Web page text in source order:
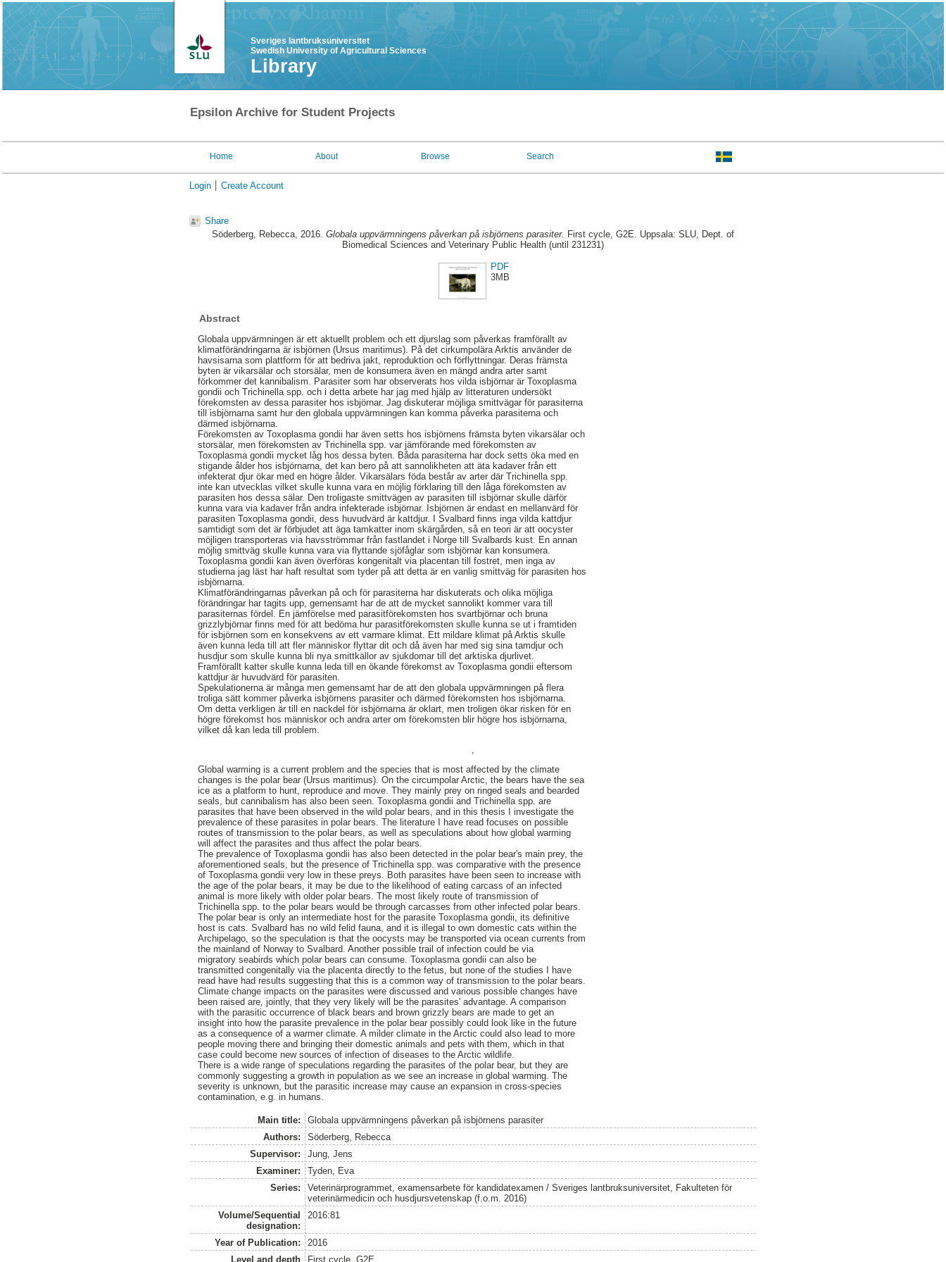
Sveriges lantbruksuniversitet
Swedish University of Agricultural Sciences
Library
Epsilon Archive for Student Projects
Home About Browse Search
Login Create Account
Share
Söderberg, Rebecca, 2016. Globala uppvärmningens påverkan på isbjörnens parasiter. First cycle, G2E. Uppsala: SLU, Dept. of
Biomedical Sciences and Veterinary Public Health (until 231231)
PDF
3MB
Abstract
Globala uppvärmningen är ett aktuellt problem och ett djurslag som påverkas framförallt av
klimatförändringarna är isbjörnen (Ursus maritimus). På det cirkumpolära Arktis använder de
havsisarna som plattform för att bedriva jakt, reproduktion och förflyttningar. Deras främsta
byten är vikarsälar och storsälar, men de konsumera även en mängd andra arter samt
förkommer det kannibalism. Parasiter som har observerats hos vilda isbjörnar är Toxoplasma
gondii och Trichinella spp. och i detta arbete har jag med hjälp av litteraturen undersökt
förekomsten av dessa parasiter hos isbjörnar. Jag diskuterar möjliga smittvägar för parasiterna
till isbjörnarna samt hur den globala uppvärmningen kan komma påverka parasiterna och
därmed isbjörnarna.
Förekomsten av Toxoplasma gondii har även setts hos isbjörnens främsta byten vikarsälar och
storsälar, men förekomsten av Trichinella spp. var jämförande med förekomsten av
Toxoplasma gondii mycket låg hos dessa byten. Båda parasiterna har dock setts öka med en
stigande ålder hos isbjörnarna, det kan bero på att sannolikheten att äta kadaver från ett
infekterat djur ökar med en högre ålder. Vikarsälars föda består av arter där Trichinella spp.
inte kan utvecklas vilket skulle kunna vara en möjlig förklaring till den låga förekomsten av
parasiten hos dessa sälar. Den troligaste smittvägen av parasiten till isbjörnar skulle därför
kunna vara via kadaver från andra infekterade isbjörnar. Isbjörnen är endast en mellanvärd för
parasiten Toxoplasma gondii, dess huvudvärd är kattdjur. I Svalbard finns inga vilda kattdjur
samtidigt som det är förbjudet att äga tamkatter inom skärgården, så en teori är att oocyster
möjligen transporteras via havsströmmar från fastlandet i Norge till Svalbards kust. En annan
möjlig smittväg skulle kunna vara via flyttande sjöfåglar som isbjörnar kan konsumera.
Toxoplasma gondii kan även överföras kongenitalt via placentan till fostret, men inga av
studierna jag läst har haft resultat som tyder på att detta är en vanlig smittväg för parasiten hos
isbjörnarna.
Klimatförändringarnas påverkan på och för parasiterna har diskuterats och olika möjliga
förändringar har tagits upp, gemensamt har de att de mycket sannolikt kommer vara till
parasiternas fördel. En jämförelse med parasitförekomsten hos svartbjörnar och bruna
grizzlybjörnar finns med för att bedöma hur parasitförekomsten skulle kunna se ut i framtiden
för isbjörnen som en konsekvens av ett varmare klimat. Ett mildare klimat på Arktis skulle
även kunna leda till att fler människor flyttar dit och då även har med sig sina tamdjur och
husdjur som skulle kunna bli nya smittkällor av sjukdomar till det arktiska djurlivet.
Framförallt katter skulle kunna leda till en ökande förekomst av Toxoplasma gondii eftersom
kattdjur är huvudvärd för parasiten.
Spekulationerna är många men gemensamt har de att den globala uppvärmningen på flera
troliga sätt kommer påverka isbjörnens parasiter och därmed förekomsten hos isbjörnarna.
Om detta verkligen är till en nackdel för isbjörnarna är oklart, men troligen ökar risken för en
högre förekomst hos människor och andra arter om förekomsten blir högre hos isbjörnarna,
vilket då kan leda till problem.
Global warming is a current problem and the species that is most affected by the climate
changes is the polar bear (Ursus maritimus). On the circumpolar Arctic, the bears have the sea
ice as a platform to hunt, reproduce and move. They mainly prey on ringed seals and bearded
seals, but cannibalism has also been seen. Toxoplasma gondii and Trichinella spp. are
parasites that have been observed in the wild polar bears, and in this thesis I investigate the
prevalence of these parasites in polar bears. The literature I have read focuses on possible
routes of transmission to the polar bears, as well as speculations about how global warming
will affect the parasites and thus affect the polar bears.
The prevalence of Toxoplasma gondii has also been detected in the polar bear's main prey, the
aforementioned seals, but the presence of Trichinella spp. was comparative with the presence
of Toxoplasma gondii very low in these preys. Both parasites have been seen to increase with
the age of the polar bears, it may be due to the likelihood of eating carcass of an infected
animal is more likely with older polar bears. The most likely route of transmission of
Trichinella spp. to the polar bears would be through carcasses from other infected polar bears.
The polar bear is only an intermediate host for the parasite Toxoplasma gondii, its definitive
host is cats. Svalbard has no wild felid fauna, and it is illegal to own domestic cats within the
Archipelago, so the speculation is that the oocysts may be transported via ocean currents from
the mainland of Norway to Svalbard. Another possible trail of infection could be via
migratory seabirds which polar bears can consume. Toxoplasma gondii can also be
transmitted congenitally via the placenta directly to the fetus, but none of the studies I have
read have had results suggesting that this is a common way of transmission to the polar bears.
Climate change impacts on the parasites were discussed and various possible changes have
been raised are, jointly, that they very likely will be the parasites' advantage. A comparison
with the parasitic occurrence of black bears and brown grizzly bears are made to get an
insight into how the parasite prevalence in the polar bear possibly could look like in the future
as a consequence of a warmer climate. A milder climate in the Arctic could also lead to more
people moving there and bringing their domestic animals and pets with them, which in that
case could become new sources of infection of diseases to the Arctic wildlife.
There is a wide range of speculations regarding the parasites of the polar bear, but they are
commonly suggesting a growth in population as we see an increase in global warming. The
severity is unknown, but the parasitic increase may cause an expansion in cross-species
contamination, e.g. in humans.
Main title:
Globala uppvärmningens påverkan på isbjörnens parasiter
Authors:
Söderberg, Rebecca
Supervisor:
Jung, Jens
Examiner:
Tyden, Eva
Series:
Veterinärprogrammet, examensarbete för kandidatexamen / Sveriges lantbruksuniversitet, Fakulteten för
veterinärmedicin och husdjursvetenskap (f.o.m. 2016)
Volume/Sequential
designation:
2016:81
Year of Publication:
2016
Level and depth
First cycle, G2E